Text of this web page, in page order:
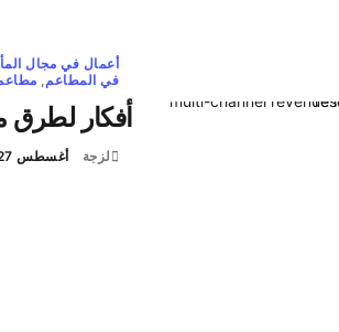
أعمال في مجال
في المطاعم,
أفكار لطرق
لزجة أغسطس 27, 2025